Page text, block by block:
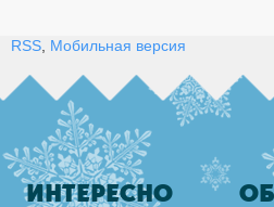
RSS Мобильная версия
ИНТЕРЕСНО